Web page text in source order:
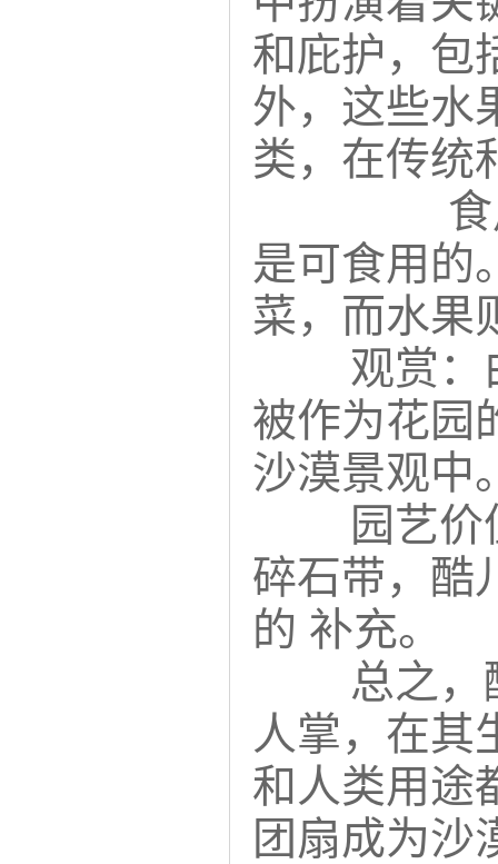
和庇护，包
外，这些水
类，在传统
是可食用的
菜，而水果
观赏：
被作为花园
沙漠景观中
园艺
碎石带，酷
的 补充。
总之
人掌，在其
和人类用途
团扇成为沙